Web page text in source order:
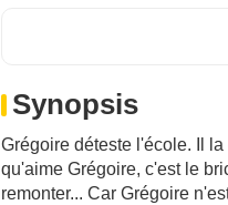
Synopsis
Grégoire déteste l'école. Il
qu'aime Grégoire, c'est le
remonter... Car Grégoire